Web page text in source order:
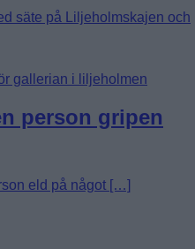
säte på Liljeholmskajen och
person gripen
eld på något […]